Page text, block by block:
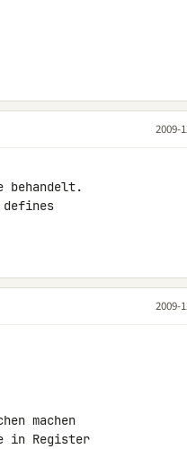
2009-
behandelt.
defines
2009-
machen
in Register